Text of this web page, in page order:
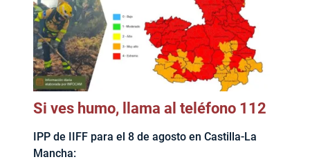
Si ves humo, llama al teléfono 112
IPP de IIFF para el 8 de agosto en Castilla-La
Mancha: